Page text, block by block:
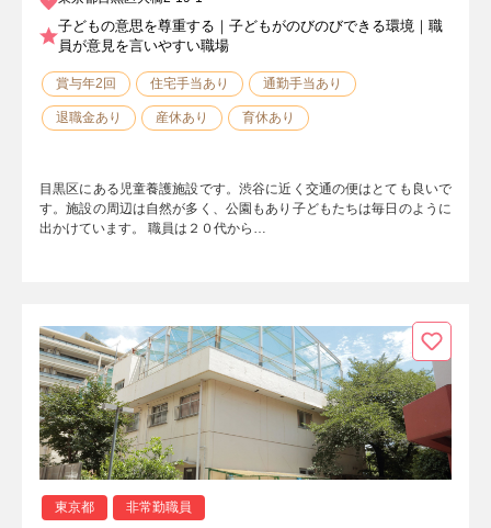
子どもの意思を尊重する｜子どもがのびのびできる環境｜職
員が意見を言いやすい職場
賞与年2回 住宅手当あり 通勤手当あり
退職金あり 産休あり 育休あり
目黒区にある児童養護施設です。渋谷に近く交通の便はとても良いで
す。施設の周辺は自然が多く、公園もあり子どもたちは毎日のように
出かけています。 職員は２０代から…
東京都 非常勤職員